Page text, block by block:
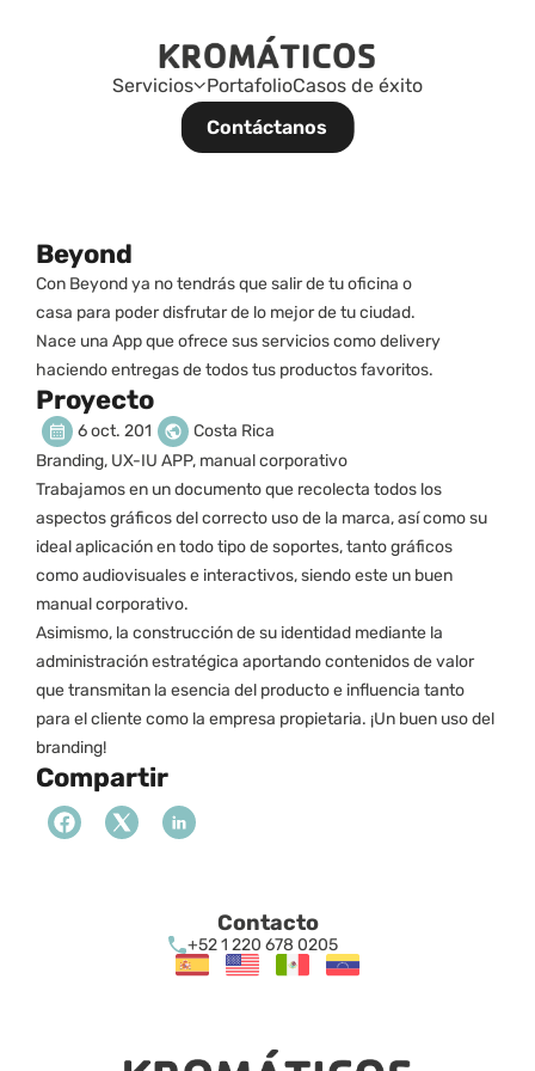
Servicios PortafolioCasos de éxito
Contáctanos
Beyond
Con Beyond ya no tendrás que salir de tu oficina o
casa para poder disfrutar de lo mejor de tu ciudad.
Nace una App que ofrece sus servicios como delivery
haciendo entregas de todos tus productos favoritos.
Proyecto
6 oct. 2019
Costa Rica
Branding, UX-IU APP, manual corporativo
Trabajamos en un documento que recolecta todos los
aspectos gráficos del correcto uso de la marca, así como su
ideal aplicación en todo tipo de soportes, tanto gráficos
como audiovisuales e interactivos, siendo este un buen
manual corporativo.
Asimismo, la construcción de su identidad mediante la
administración estratégica aportando contenidos de valor
que transmitan la esencia del producto e influencia tanto
para el cliente como la empresa propietaria. ¡Un buen uso del
branding!
Compartir
Contacto
+52 1 220 678 0205